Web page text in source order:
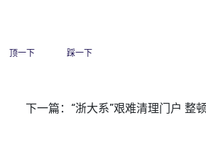
顶一下 踩一下
下一篇： “浙大系”艰难清理门户 整